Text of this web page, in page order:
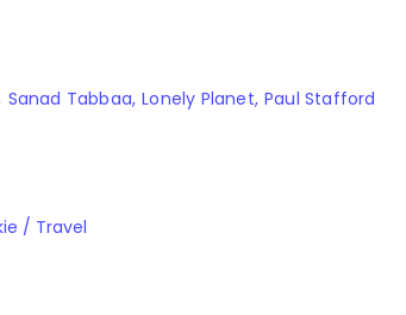
Sanad Tabbaa Lonely Planet Paul Stafford
Książki obcojęzyczne / angielskie / Travel